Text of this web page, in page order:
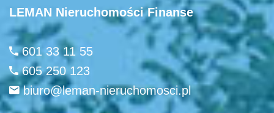
LEMAN Nieruchomości Finanse
601 33 11 55
605 250 123
biuro@leman-nieruchomosci.pl